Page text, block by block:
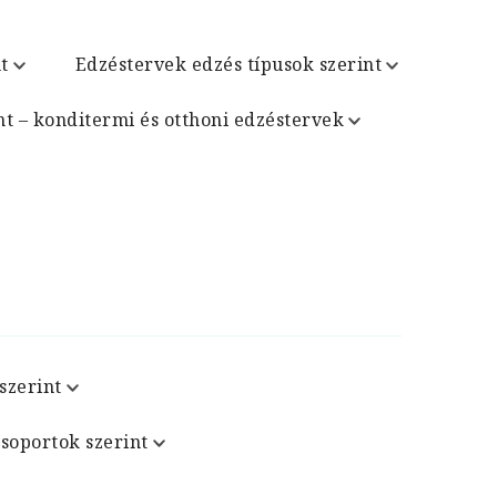
Edzéstervek edzés típusok szerint
– konditermi és otthoni edzéstervek
szerint